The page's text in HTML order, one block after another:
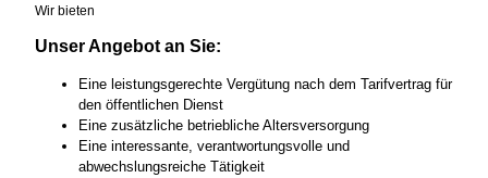
Wir bieten
Unser Angebot an Sie:
Eine leistungsgerechte Vergütung nach dem Tarifvertrag für
den öffentlichen Dienst
Eine zusätzliche betriebliche Altersversorgung
Eine interessante, verantwortungsvolle und
abwechslungsreiche Tätigkeit